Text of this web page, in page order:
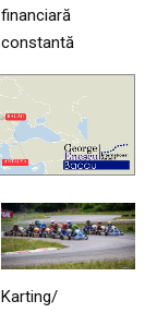
financiară
constantă
Karting/